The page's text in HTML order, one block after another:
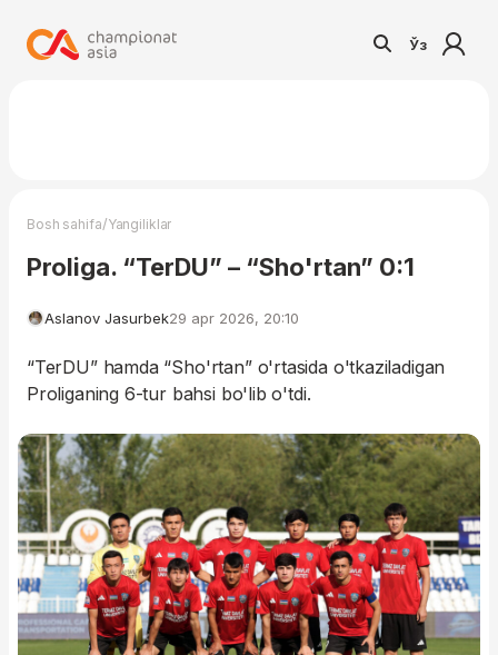
Ўз
Bosh sahifa/Yangiliklar
Proliga. “TerDU” – “Sho'rtan” 0:1
Aslanov Jasurbek29 apr 2026, 20:10
“TerDU” hamda “Sho'rtan” o'rtasida o'tkaziladigan
Proliganing 6-tur bahsi bo'lib o'tdi.